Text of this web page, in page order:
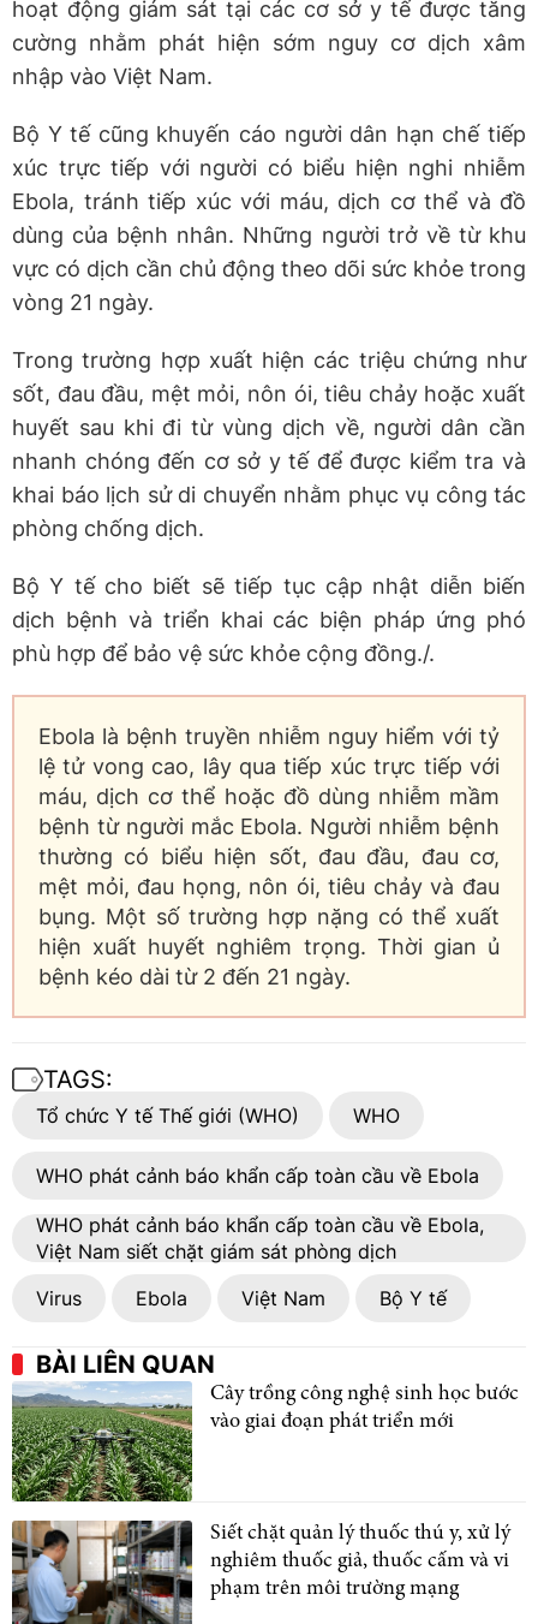
hoạt động giám sát tại các cơ sở y tế được tăng
cường nhằm phát hiện sớm nguy cơ dịch xâm
nhập vào Việt Nam.
Bộ Y tế cũng khuyến cáo người dân hạn chế tiếp
xúc trực tiếp với người có biểu hiện nghi nhiễm
Ebola, tránh tiếp xúc với máu, dịch cơ thể và đồ
dùng của bệnh nhân. Những người trở về từ khu
vực có dịch cần chủ động theo dõi sức khỏe trong
vòng 21 ngày.
Trong trường hợp xuất hiện các triệu chứng như
sốt, đau đầu, mệt mỏi, nôn ói, tiêu chảy hoặc xuất
huyết sau khi đi từ vùng dịch về, người dân cần
nhanh chóng đến cơ sở y tế để được kiểm tra và
khai báo lịch sử di chuyển nhằm phục vụ công tác
phòng chống dịch.
Bộ Y tế cho biết sẽ tiếp tục cập nhật diễn biến
dịch bệnh và triển khai các biện pháp ứng phó
phù hợp để bảo vệ sức khỏe cộng đồng./.
Ebola là bệnh truyền nhiễm nguy hiểm với tỷ
lệ tử vong cao, lây qua tiếp xúc trực tiếp với
máu, dịch cơ thể hoặc đồ dùng nhiễm mầm
bệnh từ người mắc Ebola. Người nhiễm bệnh
thường có biểu hiện sốt, đau đầu, đau cơ,
mệt mỏi, đau họng, nôn ói, tiêu chảy và đau
bụng. Một số trường hợp nặng có thể xuất
hiện xuất huyết nghiêm trọng. Thời gian ủ
bệnh kéo dài từ 2 đến 21 ngày.
TAGS:
Tổ chức Y tế Thế giới (WHO) WHO
WHO phát cảnh báo khẩn cấp toàn cầu về Ebola
WHO phát cảnh báo khẩn cấp toàn cầu về Ebola,
Việt Nam siết chặt giám sát phòng dịch
Virus
Ebola Việt Nam Bộ Y tế
BÀI LIÊN QUAN
Cây trồng công nghệ sinh học bước
vào giai đoạn phát triển mới
Siết chặt quản lý thuốc thú y, xử lý
nghiêm thuốc giả, thuốc cấm và vi
phạm trên môi trường mạng